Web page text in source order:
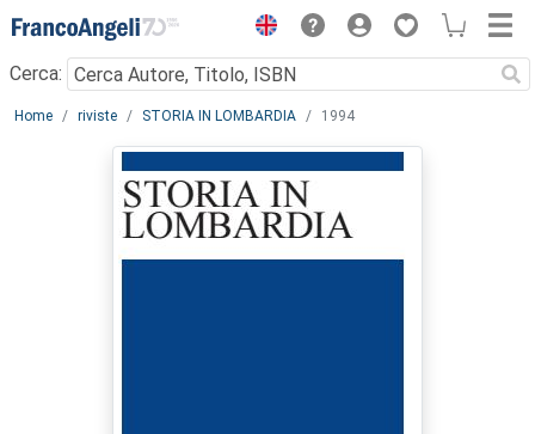
Menu
Cerca:
Main content
Home riviste STORIA IN LOMBARDIA 1994